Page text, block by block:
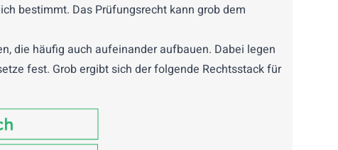
bestimmt. Das Prüfungsrecht kann grob dem
die häufig auch aufeinander aufbauen. Dabei legen
fest. Grob ergibt sich der folgende Rechtsstack für